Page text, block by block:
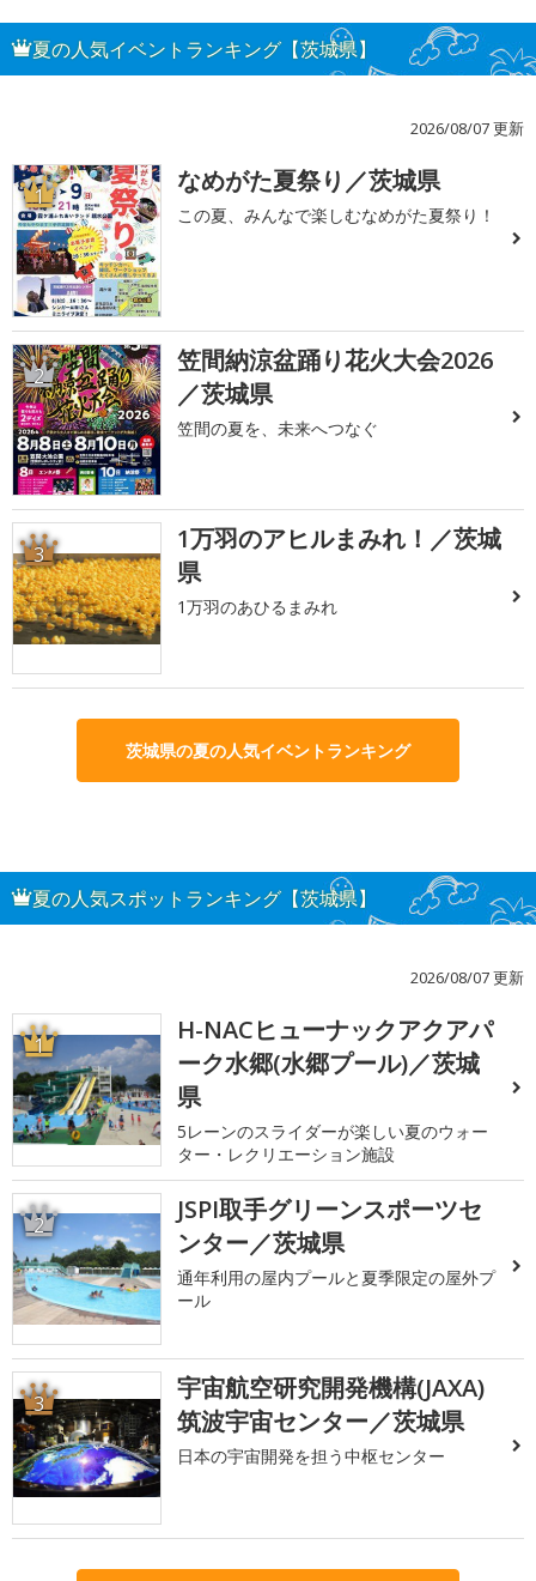
夏の人気イベントランキング【茨城県】
2026/08/07 更新
1 なめがた夏祭り／茨城県
この夏、みんなで楽しむなめがた夏祭り！
2
笠間納涼盆踊り花火大会2026
／茨城県
笠間の夏を、未来へつなぐ
3
1万羽のアヒルまみれ！／茨城
県
1万羽のあひるまみれ
茨城県の夏の人気イベントランキング
夏の人気スポットランキング【茨城県】
2026/08/07 更新
1
H-NACヒューナックアクアパ
ーク水郷(水郷プール)／茨城
県
5レーンのスライダーが楽しい夏のウォー
ター・レクリエーション施設
2
JSPI取手グリーンスポーツセ
ンター／茨城県
通年利用の屋内プールと夏季限定の屋外プ
ール
3
宇宙航空研究開発機構(JAXA)
筑波宇宙センター／茨城県
日本の宇宙開発を担う中枢センター